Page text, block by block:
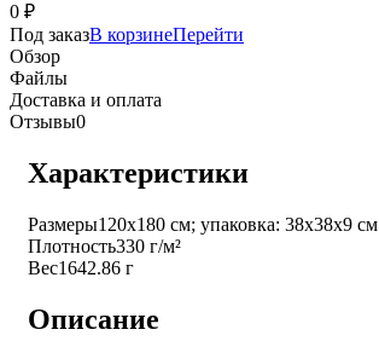
0 ₽
Под заказВ корзинеПерейти
Обзор
Файлы
Доставка и оплата
Отзывы0
Характеристики
Размеры120х180 см; упаковка: 38х38х9 см
Плотность330 г/м²
Вес1642.86 г
Описание